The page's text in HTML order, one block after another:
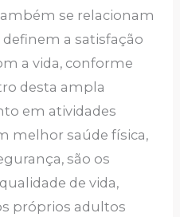
se relacionam
a satisfação
a vida, conforme
desta ampla
em atividades
melhor saúde física,
são os
de vida,
próprios adultos